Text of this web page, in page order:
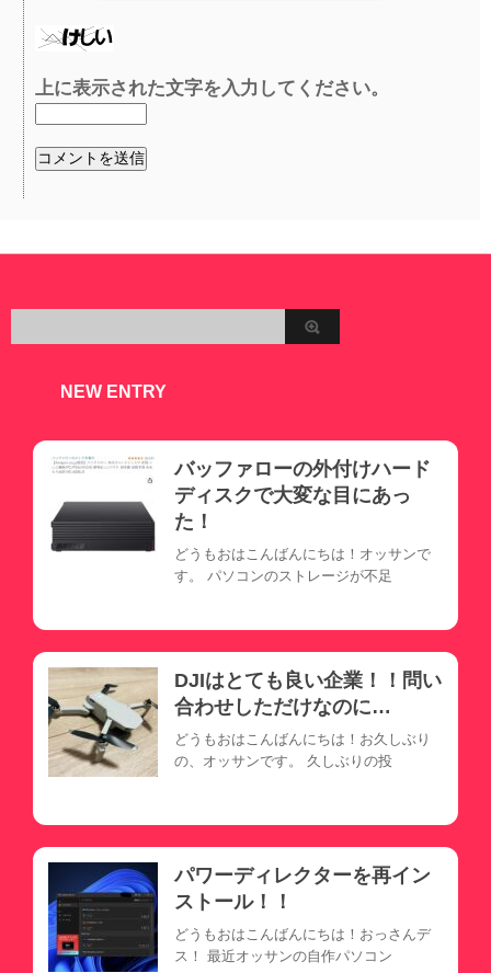
上に表示された文字を入力してください。
NEW ENTRY
バッファローの外付けハード
ディスクで大変な目にあっ
た！
どうもおはこんばんにちは！オッサンで
す。 パソコンのストレージが不足
DJIはとても良い企業！！問い
合わせしただけなのに…
どうもおはこんばんにちは！お久しぶり
の、オッサンです。 久しぶりの投
パワーディレクターを再イン
ストール！！
どうもおはこんばんにちは！おっさんデ
ス！ 最近オッサンの自作パソコン